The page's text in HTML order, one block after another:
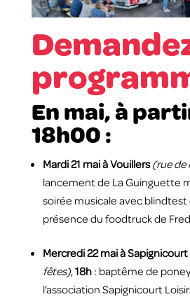
En mai, à
18h00 :
Mardi 21 mai à Vouillers (rue de
lancement de La Guinguette
soirée musicale avec
présence du foodtruck de
Mercredi 22 mai à Sapignicourt
fêtes),18h: baptême de
l’association Sapignicourt